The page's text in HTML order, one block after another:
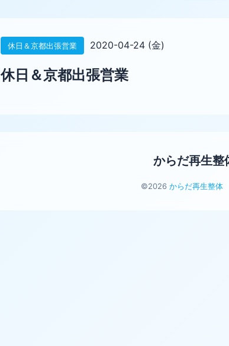
休日＆京都出張営業 2020-04-24 (金)
休日＆京都出張営業
からだ再生
©2026 からだ再生整体